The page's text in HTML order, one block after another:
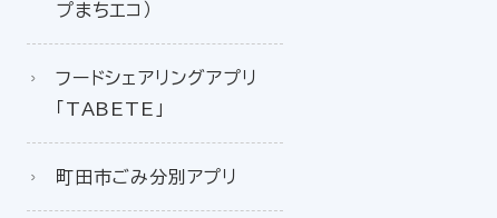
プまちエコ）
フードシェアリングアプリ
「TABETE」
町田市ごみ分別アプリ